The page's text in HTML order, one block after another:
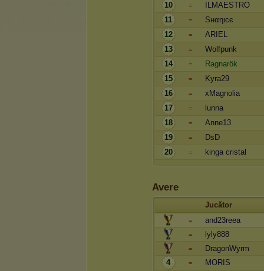
10
=
ILMAESTRO
11
=
Sнαηιcє
12
=
ARIEL
13
=
Wolfpunk
14
=
Ragnarök
15
=
Kyra29
16
=
xMagnolia
17
=
lunna
18
=
Anne13
19
=
DsD
20
= kinga cristal
Avere
Jucător
= and23reea
= lyly888
=
DragonWyrm
4
=
MORIS